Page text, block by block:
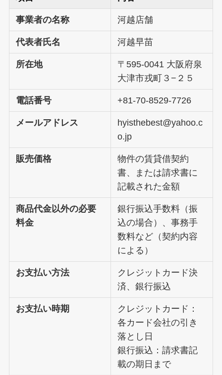
事業者の名称 河越店舗
代表者氏名 河越早苗
所在地
〒595-0041 大阪府泉
大津市戎町３−２５
電話番号 +81-70-8529-7726
メールアドレス
hyisthebest@yahoo.c
o.jp
販売価格
物件の賃貸借契約
書、または請求書に
記載された金額
商品代金以外の必要
料金
銀行振込手数料（振
込の場合）、事務手
数料など（契約内容
による）
お支払い方法
クレジットカード決
済、銀行振込
お支払い時期
クレジットカード：
各カード会社の引き
落とし日
銀行振込：請求書記
載の期日まで